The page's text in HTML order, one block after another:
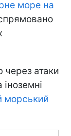
море на
атаки
морський